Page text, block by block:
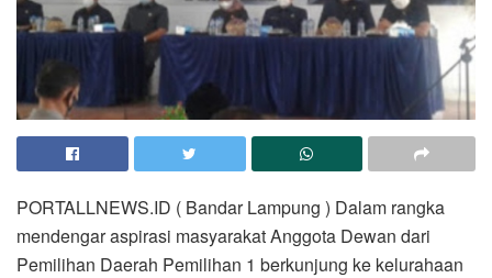
PORTALLNEWS.ID ( Bandar Lampung ) Dalam rangka
mendengar aspirasi masyarakat Anggota Dewan dari
Pemilihan Daerah Pemilihan 1 berkunjung ke kelurahaan